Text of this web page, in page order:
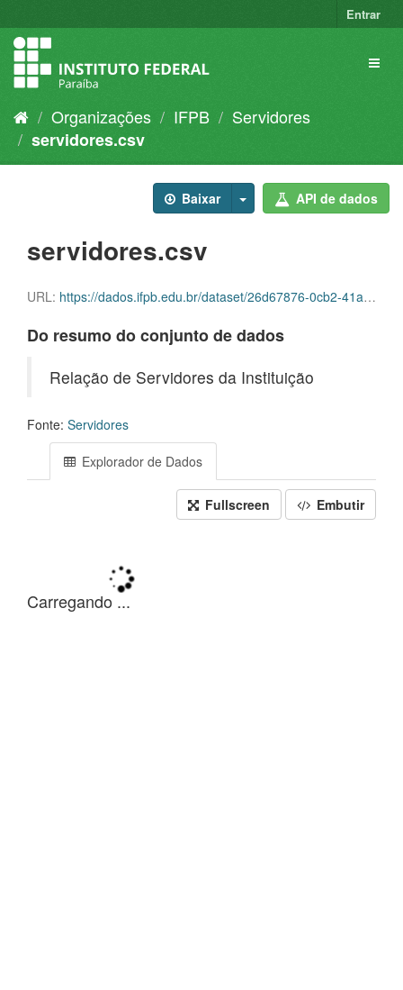
Entrar
Organizações IFPB
Servidores
servidores.csv
Baixar API de dados
servidores.csv
URL: https://dados.ifpb.edu.br/dataset/26d67876-0cb2-41a4-83ed-7bde06eb736c/resource/c2406ee2-fa8f-4500-a44f-0ce8fb6bb1b7/download/servidores.csv
Do resumo do conjunto de dados
Relação de Servidores da Instituição
Fonte: Servidores
Explorador de Dados
Fullscreen Embutir